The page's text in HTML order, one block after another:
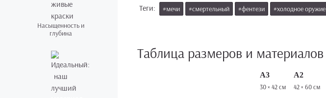
Насыщенность и
глубина
Теги: #мечи #смертельный #фентези #холодное оружие
Таблица размеров и материалов
А3
30 × 42 см
А2
42 × 60 см